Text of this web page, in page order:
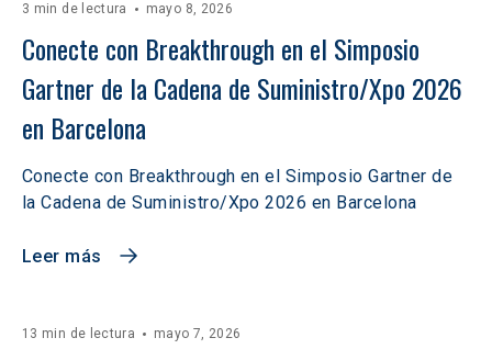
3 min de lectura mayo 8, 2026
Conecte con Breakthrough en el Simposio
Gartner de la Cadena de Suministro/Xpo 2026
en Barcelona
Conecte con Breakthrough en el Simposio Gartner de
la Cadena de Suministro/Xpo 2026 en Barcelona
Leer más
13 min de lectura mayo 7, 2026